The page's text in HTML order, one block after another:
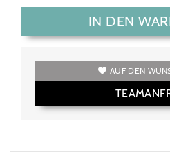
IN DEN
AUF DEN